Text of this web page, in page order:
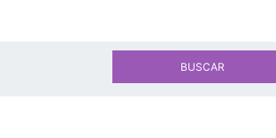
BUSCAR